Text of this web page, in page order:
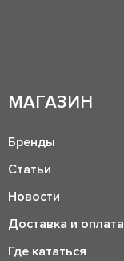
МАГАЗИН
Бренды
Статьи
Новости
Доставка и оплата
Где кататься